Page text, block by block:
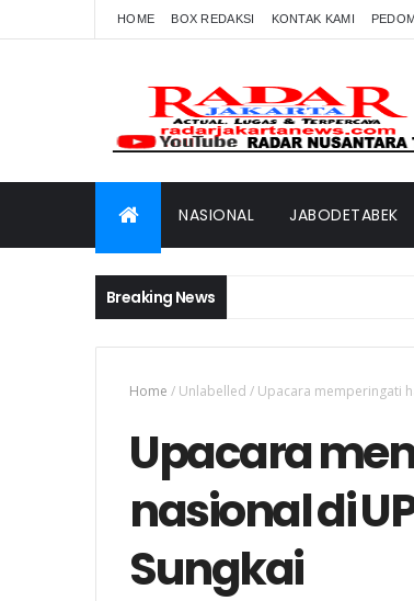
HOME BOX REDAKSI KONTAK KAMI
NASIONAL JABODETABEK
Breaking News
Home / Unlabelled / Upacara memperingati
Upacara
nasional di
Sungkai